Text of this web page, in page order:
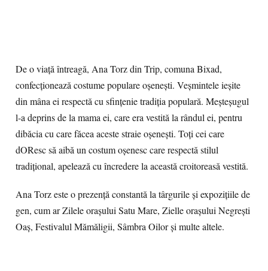
De o viață întreagă, Ana Torz din Trip, comuna Bixad,
confecționează costume populare oșenești. Veșmintele ieșite
din mâna ei respectă cu sfințenie tradiția populară. Meșteșugul
l-a deprins de la mama ei, care era vestită la rândul ei, pentru
dibăcia cu care făcea aceste straie oșenești. Toți cei care
dOResc să aibă un costum oșenesc care respectă stilul
tradițional, apelează cu încredere la această croitoreasă vestită.
Ana Torz este o prezență constantă la târgurile și expozițiile de
gen, cum ar Zilele orașului Satu Mare, Zielle orașului Negrești
Oaș, Festivalul Mămăligii, Sâmbra Oilor și multe altele.